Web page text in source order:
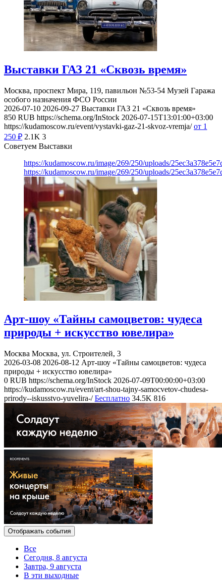
Выставки ГАЗ 21 «Сквозь время»
Москва, проспект Мира, 119, павильон №53-54 Музей Гаража
особого назначения ФСО России
2026-07-10 2026-09-27 Выставки ГАЗ 21 «Сквозь время»
850 RUB https://schema.org/InStock 2026-07-15T13:01:00+03:00
https://kudamoscow.ru/event/vystavki-gaz-21-skvoz-vremja/ от 1
250 ₽ 2.1K 3
Советуем Выставки
https://kudamoscow.ru/image/269/250/uploads/
https://kudamoscow.ru/image/269/250/uploads/
Арт-шоу «Тайны самоцветов: чудеса
природы + искусство ювелира»
Москва Москва, ул. Строителей, 3
2026-03-08 2026-08-12 Арт-шоу «Тайны самоцветов: чудеса
природы + искусство ювелира»
0 RUB https://schema.org/InStock 2026-07-09T00:00:00+03:00
https://kudamoscow.ru/event/art-shou-tajny-samocvetov-chudesa-
prirody--iskusstvo-yuvelira-/ Бесплатно 34.5K 816
Отображать события
Все
Сегодня, 8 августа
Завтра, 9 августа
В эти выходные